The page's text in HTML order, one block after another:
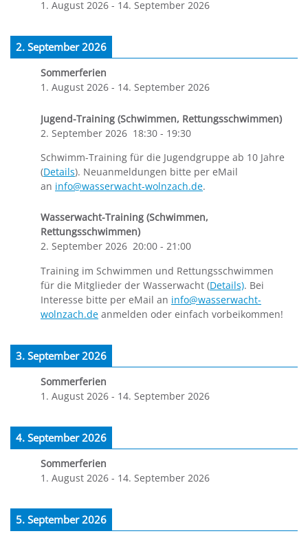
1. August 2026 - 14. September 2026
2. September 2026
Sommerferien
1. August 2026 - 14. September 2026
Jugend-Training (Schwimmen, Rettungsschwimmen)
2. September 2026 18:30 - 19:30
Schwimm-Training für die Jugendgruppe ab 10 Jahre
(Details). Neuanmeldungen bitte per eMail
an info@wasserwacht-wolnzach.de.
Wasserwacht-Training (Schwimmen,
Rettungsschwimmen)
2. September 2026 20:00 - 21:00
Training im Schwimmen und Rettungsschwimmen
für die Mitglieder der Wasserwacht (Details). Bei
Interesse bitte per eMail an info@wasserwacht-
wolnzach.de anmelden oder einfach vorbeikommen!
3. September 2026
Sommerferien
1. August 2026 - 14. September 2026
4. September 2026
Sommerferien
1. August 2026 - 14. September 2026
5. September 2026